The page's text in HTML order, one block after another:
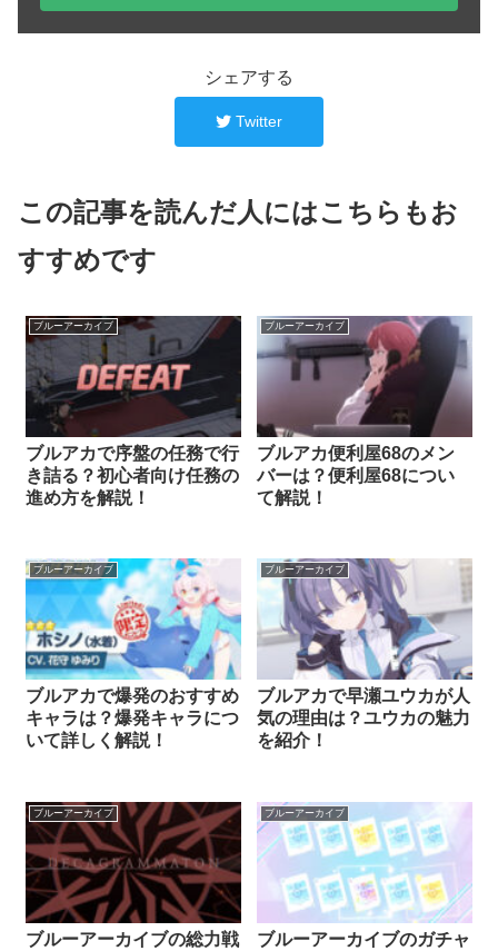
シェアする
Twitter
この記事を読んだ人にはこちらもお
すすめです
ブルーアーカイブ
ブルアカで序盤の任務で行
き詰る？初心者向け任務の
進め方を解説！
ブルーアーカイブ
ブルアカ便利屋68のメン
バーは？便利屋68につい
て解説！
ブルーアーカイブ
ブルアカで爆発のおすすめ
キャラは？爆発キャラにつ
いて詳しく解説！
ブルーアーカイブ
ブルアカで早瀬ユウカが人
気の理由は？ユウカの魅力
を紹介！
ブルーアーカイブ
ブルーアーカイブの総力戦
ブルーアーカイブ
ブルーアーカイブのガチャ